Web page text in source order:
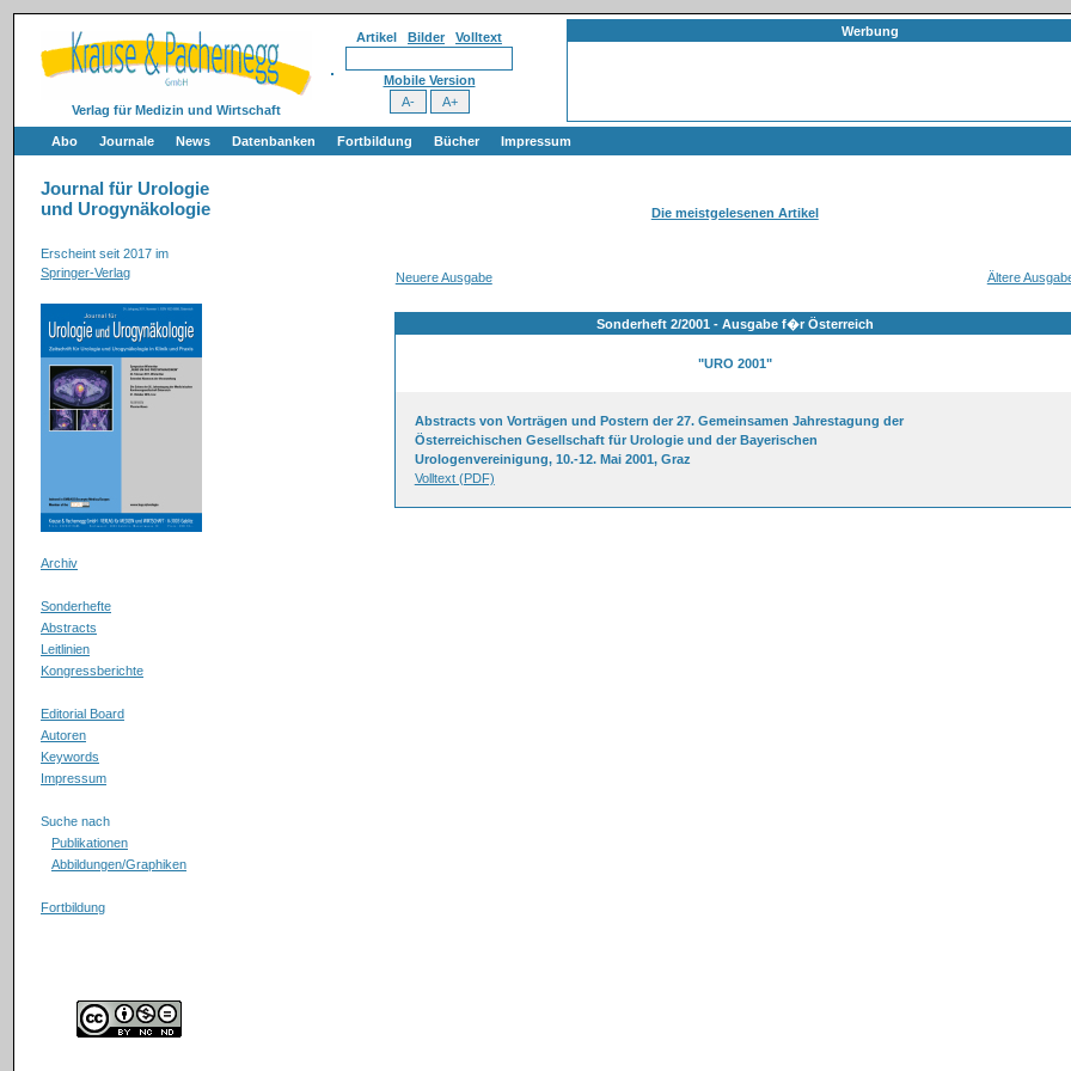
Verlag für Medizin und Wirtschaft
Artikel Bilder Volltext
Mobile Version
Werbung
Abo Journale News Datenbanken Fortbildung Bücher Impressum
Journal für Urologie
und Urogynäkologie
Erscheint seit 2017 im
Springer-Verlag
Archiv
Sonderhefte
Abstracts
Leitlinien
Kongressberichte
Editorial Board
Autoren
Keywords
Impressum
Suche nach
Publikationen
Abbildungen/Graphiken
Fortbildung
Die meistgelesenen Artikel
Neuere Ausgabe Ältere
Sonderheft 2/2001 - Ausgabe f�r Österreich
"URO 2001"
Abstracts von Vorträgen und Postern der 27. Gemeinsamen Jahrestagung der
Österreichischen Gesellschaft für Urologie und der Bayerischen
Urologenvereinigung, 10.-12. Mai 2001, Graz
Volltext (PDF)